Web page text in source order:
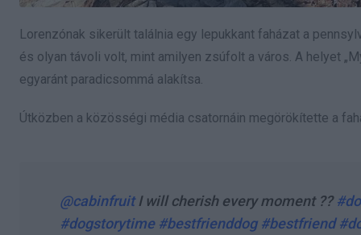
Lorenzónak sikerült találnia egy lepukkant faházat a
és olyan távoli volt, mint amilyen zsúfolt a város. A helyet
egyaránt paradicsommá alakítsa.
Útközben a közösségi média csatornáin megörökítette a
@cabinfruitI will cherish every moment ??
#dogstorytime #bestfrienddog #bestfriend